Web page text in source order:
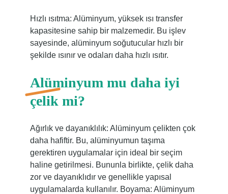
Hızlı ısıtma: Alüminyum, yüksek ısı transfer
kapasitesine sahip bir malzemedir. Bu işlev
sayesinde, alüminyum soğutucular hızlı bir
şekilde ısınır ve odaları daha hızlı ısıtır.
Alüminyum mu daha iyi
çelik mi?
Ağırlık ve dayanıklılık: Alüminyum çelikten çok
daha hafiftir. Bu, alüminyumun taşıma
gerektiren uygulamalar için ideal bir seçim
haline getirilmesi. Bununla birlikte, çelik daha
zor ve dayanıklıdır ve genellikle yapısal
uygulamalarda kullanılır. Boyama: Alüminyum